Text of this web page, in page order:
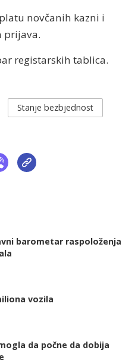
novčanih kazni i
prijava.
registarskih tablica.
Stanje bezbjednost
barometar raspoloženja
vozila
da počne da dobija